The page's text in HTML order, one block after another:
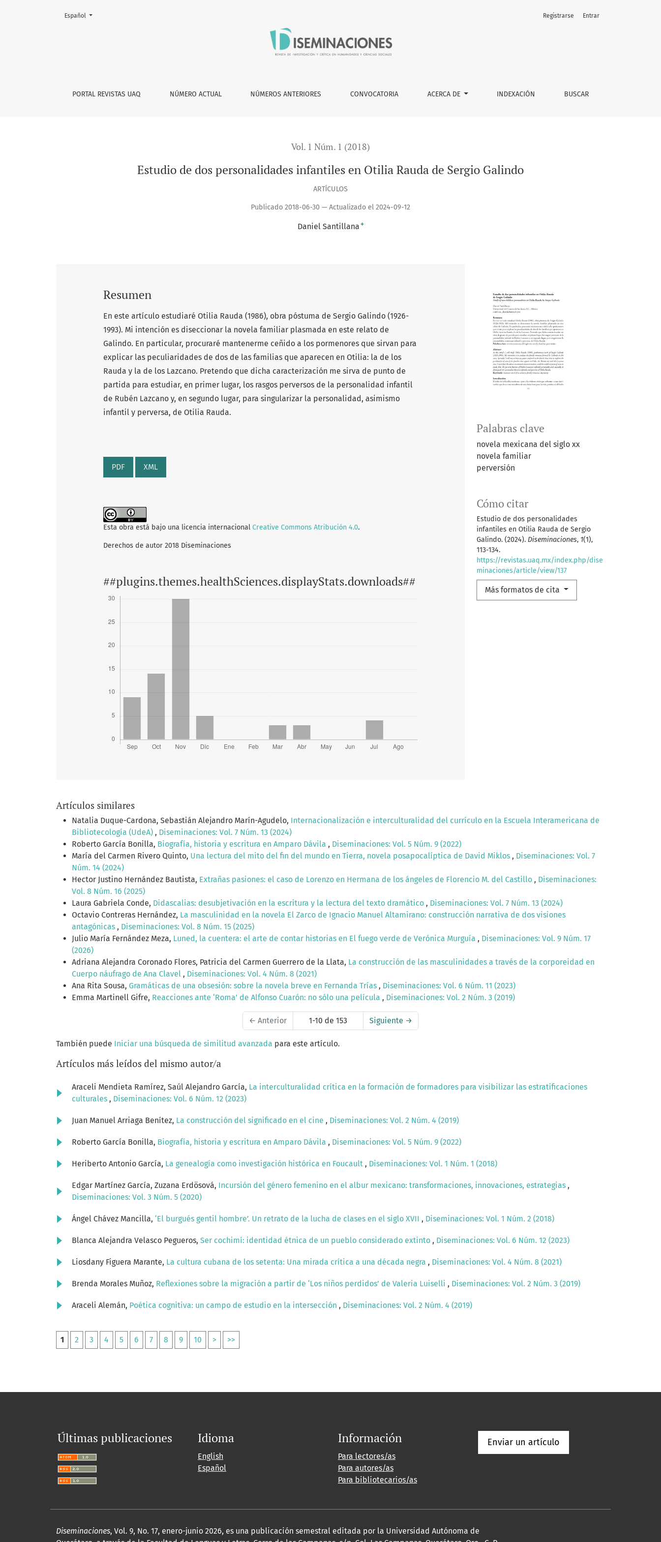
Estudio de dos personalidades infantiles en Otilia Rauda de Sergio Galindo
PORTAL REVISTAS UAQ NÚMERO ACTUAL NÚMEROS ANTERIORES CONVOCATORIA ACERCA DE INDEXACIÓN BUSCAR
Registrarse Entrar
Cambiar el idioma. El actual es:
Español
Vol. 1 Núm. 1 (2018)
Estudio de dos personalidades infantiles en Otilia Rauda de Sergio Galindo
ARTÍCULOS
Publicado 2018-06-30 — Actualizado el 2024-09-12
Daniel Santillana +
Palabras clave
novela mexicana del siglo xx
novela familiar
perversión
Cómo citar
Estudio de dos personalidades
infantiles en Otilia Rauda de Sergio
Galindo. (2024). Diseminaciones, 1(1),
113-134.
https://revistas.uaq.mx/index.php/dise
minaciones/article/view/137
Más formatos de cita
Resumen
En este artículo estudiaré Otilia Rauda (1986), obra póstuma de Sergio Galindo (1926-
1993). Mi intención es diseccionar la novela familiar plasmada en este relato de
Galindo. En particular, procuraré mantenerme ceñido a los pormenores que sirvan para
explicar las peculiaridades de dos de las familias que aparecen en Otilia: la de los
Rauda y la de los Lazcano. Pretendo que dicha caracterización me sirva de punto de
partida para estudiar, en primer lugar, los rasgos perversos de la personalidad infantil
de Rubén Lazcano y, en segundo lugar, para singularizar la personalidad, asimismo
infantil y perversa, de Otilia Rauda.
PDF XML
Esta obra está bajo una licencia internacional Creative Commons Atribución 4.0.
Derechos de autor 2018 Diseminaciones
##plugins.themes.healthSciences.displayStats.downloads##
Artículos similares
Natalia Duque-Cardona, Sebastián Alejandro Marín-Agudelo, Internacionalización e interculturalidad del currículo en la Escuela Interamericana de
Bibliotecología (UdeA) , Diseminaciones: Vol. 7 Núm. 13 (2024)
Roberto García Bonilla, Biografía, historia y escritura en Amparo Dávila , Diseminaciones: Vol. 5 Núm. 9 (2022)
María del Carmen Rivero Quinto, Una lectura del mito del fin del mundo en Tierra, novela posapocalíptica de David Miklos , Diseminaciones: Vol. 7
Núm. 14 (2024)
Hector Justino Hernández Bautista, Extrañas pasiones: el caso de Lorenzo en Hermana de los ángeles de Florencio M. del Castillo , Diseminaciones:
Vol. 8 Núm. 16 (2025)
Laura Gabriela Conde, Didascalias: desubjetivación en la escritura y la lectura del texto dramático , Diseminaciones: Vol. 7 Núm. 13 (2024)
Octavio Contreras Hernández, La masculinidad en la novela El Zarco de Ignacio Manuel Altamirano: construcción narrativa de dos visiones
antagónicas , Diseminaciones: Vol. 8 Núm. 15 (2025)
Julio María Fernández Meza, Luned, la cuentera: el arte de contar historias en El fuego verde de Verónica Murguía , Diseminaciones: Vol. 9 Núm. 17
(2026)
Adriana Alejandra Coronado Flores, Patricia del Carmen Guerrero de la Llata, La construcción de las masculinidades a través de la corporeidad en
Cuerpo náufrago de Ana Clavel , Diseminaciones: Vol. 4 Núm. 8 (2021)
Ana Rita Sousa, Gramáticas de una obsesión: sobre la novela breve en Fernanda Trías , Diseminaciones: Vol. 6 Núm. 11 (2023)
Emma Martinell Gifre, Reacciones ante ‘Roma’ de Alfonso Cuarón: no sólo una película , Diseminaciones: Vol. 2 Núm. 3 (2019)
← Anterior 1-10 de 153 Siguiente →
También puede Iniciar una búsqueda de similitud avanzada para este artículo.
Artículos más leídos del mismo autor/a
Araceli Mendieta Ramírez, Saúl Alejandro García, La interculturalidad crítica en la formación de formadores para visibilizar las estratificaciones
culturales , Diseminaciones: Vol. 6 Núm. 12 (2023)
Juan Manuel Arriaga Benítez, La construcción del significado en el cine , Diseminaciones: Vol. 2 Núm. 4 (2019)
Roberto García Bonilla, Biografía, historia y escritura en Amparo Dávila , Diseminaciones: Vol. 5 Núm. 9 (2022)
Heriberto Antonio García, La genealogía como investigación histórica en Foucault , Diseminaciones: Vol. 1 Núm. 1 (2018)
Edgar Martínez García, Zuzana Erdösová, Incursión del género femenino en el albur mexicano: transformaciones, innovaciones, estrategias ,
Diseminaciones: Vol. 3 Núm. 5 (2020)
Ángel Chávez Mancilla, ‘El burgués gentil hombre’. Un retrato de la lucha de clases en el siglo XVII , Diseminaciones: Vol. 1 Núm. 2 (2018)
Blanca Alejandra Velasco Pegueros, Ser cochimí: identidad étnica de un pueblo considerado extinto , Diseminaciones: Vol. 6 Núm. 12 (2023)
Liosdany Figuera Marante, La cultura cubana de los setenta: Una mirada crítica a una década negra , Diseminaciones: Vol. 4 Núm. 8 (2021)
Brenda Morales Muñoz, Reflexiones sobre la migración a partir de ‘Los niños perdidos’ de Valeria Luiselli , Diseminaciones: Vol. 2 Núm. 3 (2019)
Araceli Alemán, Poética cognitiva: un campo de estudio en la intersección , Diseminaciones: Vol. 2 Núm. 4 (2019)
1 2 3 4 5 6 7 8 9 10 > >>
Últimas publicaciones Idioma
English
Español
Información
Para lectores/as
Para autores/as
Para bibliotecarios/as
Enviar un artículo
Diseminaciones, Vol. 9, No. 17, enero-junio 2026, es una publicación semestral editada por la Universidad Autónoma de